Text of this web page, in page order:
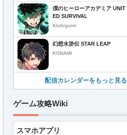
僕のヒーローアカデミア UNIT
ED SURVIVAL
Klab/gumi
幻想水滸伝 STAR LEAP
KONAMI
配信カレンダーをもっと見る
ゲーム攻略Wiki
スマホアプリ